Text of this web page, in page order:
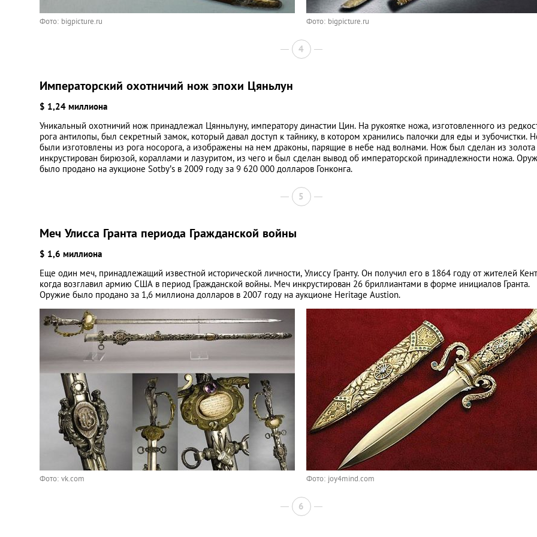
Фото: bigpicture.ru Фото: bigpicture.ru
4
Императорский охотничий нож эпохи Цяньлун
$ 1,24 миллиона
Уникальный охотничий нож принадлежал Цянньлуну, императору династии Цин. На рукоятке ножа, изготовленного из
рога антилопы, был секретный замок, который давал доступ к тайнику, в котором хранились палочки для еды и зубочистки.
были изготовлены из рога носорога, а изображены на нем драконы, парящие в небе над волнами. Нож был сделан из золота
инкрустирован бирюзой, кораллами и лазуритом, из чего и был сделан вывод об императорской принадлежности ножа.
было продано на аукционе Sotby’s в 2009 году за 9 620 000 долларов Гонконга.
5
Меч Улисса Гранта периода Гражданской войны
$ 1,6 миллиона
Еще один меч, принадлежащий известной исторической личности, Улиссу Гранту. Он получил его в 1864 году от жителей
когда возглавил армию США в период Гражданской войны. Меч инкрустирован 26 бриллиантами в форме инициалов Гранта.
Оружие было продано за 1,6 миллиона долларов в 2007 году на аукционе Heritage Austion.
Фото: vk.com Фото: joy4mind.com
6